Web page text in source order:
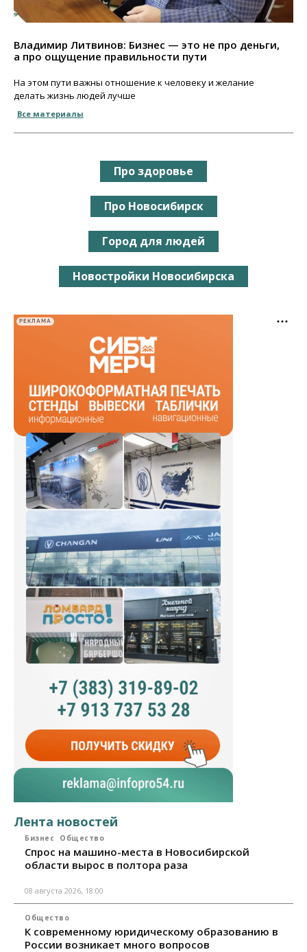
Владимир Литвинов: Бизнес — это не про деньги,
а про ощущение правильности пути
На этом пути важны отношение к человеку и желание
делать жизнь людей лучше
Все материалы
Про здоровье
Про Новосибирск
Город для людей
Новостройки Новосибирска
РЕКЛАМА
Лента новостей
Бизнес Общество
Спрос на машино-места в Новосибирской
области вырос в полтора раза
08 августа 2026, 18:00
Общество
К современному юридическому образованию в
России возникает много вопросов